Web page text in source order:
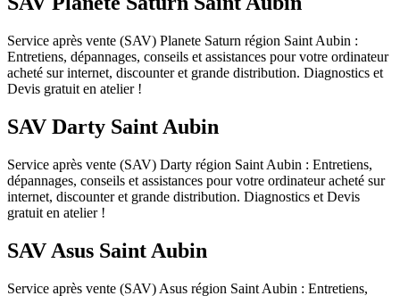
Service après vente (SAV) Planete Saturn région Saint Aubin :
Entretiens, dépannages, conseils et assistances pour votre ordinateur
acheté sur internet, discounter et grande distribution. Diagnostics et
Devis gratuit en atelier !
SAV Darty Saint Aubin
Service après vente (SAV) Darty région Saint Aubin : Entretiens,
dépannages, conseils et assistances pour votre ordinateur acheté sur
internet, discounter et grande distribution. Diagnostics et Devis
gratuit en atelier !
SAV Asus Saint Aubin
Service après vente (SAV) Asus région Saint Aubin : Entretiens,